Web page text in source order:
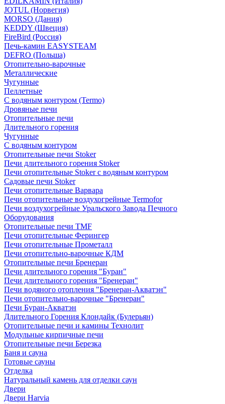
JOTUL (Норвегия)
MORSO (Дания)
KEDDY (Швеция)
FireBird (Россия)
Печь-камин EASYSTEAM
DEFRO (Польша)
Отопительно-варочные
Металлические
Чугунные
Пеллетные
С водяным контуром (Termo)
Дровяные печи
Отопительные печи
Длительного горения
Чугунные
C водяным контуром
Отопительные печи Stoker
Печи длительного горения Stoker
Печи отопительные Stoker с водяным контуром
Садовые печи Stoker
Печи отопительные Варвара
Печи отопительные воздухогрейные Termofor
Печи воздухогрейные Уральского Завода Печного
Оборудования
Отопительные печи TMF
Печи отопительные Ферингер
Печи отопительные Прометалл
Печи отопительно-варочные КДМ
Отопительные печи Бренеран
Печи длительного горения "Буран"
Печи длительного горения "Бренеран"
Печи водяного отопления "Бренеран-Акватэн"
Печи отопительно-варочные "Бренеран"
Печи Буран-Акватэн
Длительного Горения Клондайк (Булерьян)
Отопительные печи и камины Технолит
Модульные кирпичные печи
Отопительные печи Березка
Баня и сауна
Готовые сауны
Отделка
Натуральный камень для отделки саун
Двери
Двери Harvia